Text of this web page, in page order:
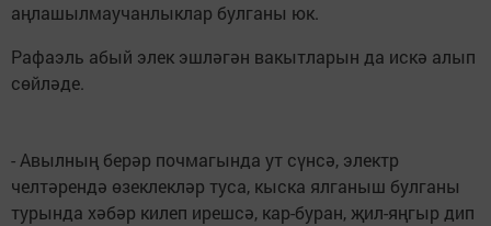
аңлашылмаучанлыклар булганы юк.
Рафаэль абый элек эшләгән вакытларын да искә алып
сөйләде.
- Авылның берәр почмагында ут сүнсә, электр
челтәрендә өзеклекләр туса, кыска ялганыш булганы
турында хәбәр килеп ирешсә, кар-буран, җил-яңгыр дип